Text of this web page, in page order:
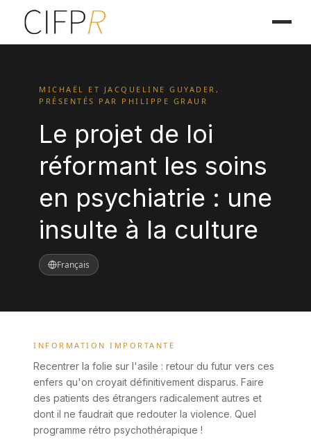
MICHAËL ET JACQUELINE GUYADER,
PRÉSENTÉS PAR PHILIPPE GRAUR
Le projet de loi
réformant les soins
en psychiatrie : une
insulte à la culture
Français
INFORMATION IMPORTANTE
Recentrer la folie sur l'asile : retour du futur vers ces
enfers qu'on croyait définitivement disparus. Faire
des patients des étrangers radicalement autres et
dont il ne faudrait que redouter la violence. Quel
programme rétro psychothérapique !